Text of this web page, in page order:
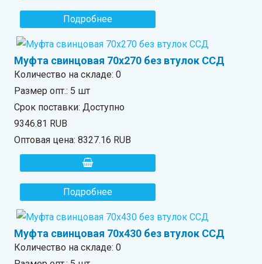
Подробнее
Муфта свинцовая 70х270 без втулок ССД
Количество на складе:0
Размер опт.: 5 шт
Срок поставки: Доступно
9346.81 RUB
Оптовая цена:8327.16 RUB
Подробнее
Муфта свинцовая 70х430 без втулок ССД
Количество на складе:0